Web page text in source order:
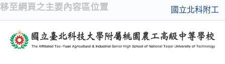
移至網頁之主要內容區位置 國立北科附工